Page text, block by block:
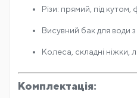
Різи: прямий, під
Висувний бак для води
Колеса, складні ніжки,
Комплектація: